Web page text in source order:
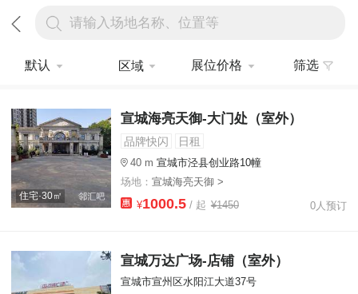
请输入场地名称、位置等
默认 区域 展位价格 筛选
住宅·30㎡
宣城海亮天御-大门处（室外）
品牌快闪 日租
40 m 宣城市泾县创业路10幢
场地： 宣城海亮天御 >
¥1000.5/ 起 ¥1450 0人预订
宣城万达广场-店铺（室外）
宣城市宣州区水阳江大道37号